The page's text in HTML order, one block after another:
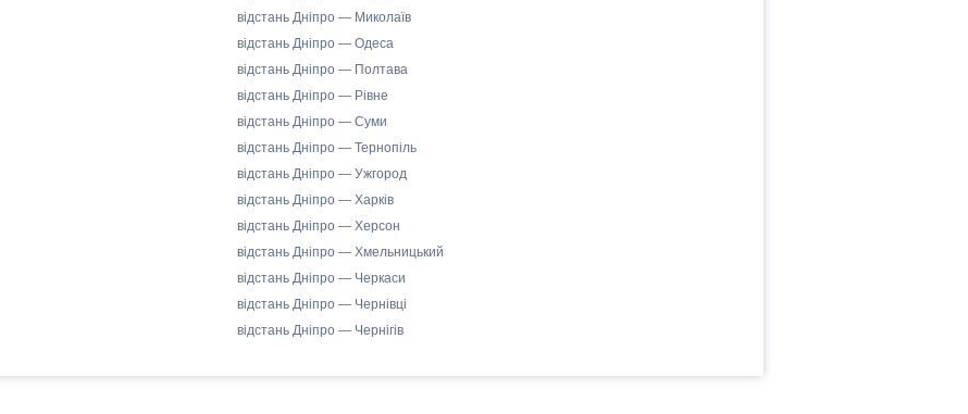
відстань Дніпро — Миколаїв
відстань Дніпро — Одеса
відстань Дніпро — Полтава
відстань Дніпро — Рівне
відстань Дніпро — Суми
відстань Дніпро — Тернопіль
відстань Дніпро — Ужгород
відстань Дніпро — Харків
відстань Дніпро — Херсон
відстань Дніпро — Хмельницький
відстань Дніпро — Черкаси
відстань Дніпро — Чернівці
відстань Дніпро — Чернігів